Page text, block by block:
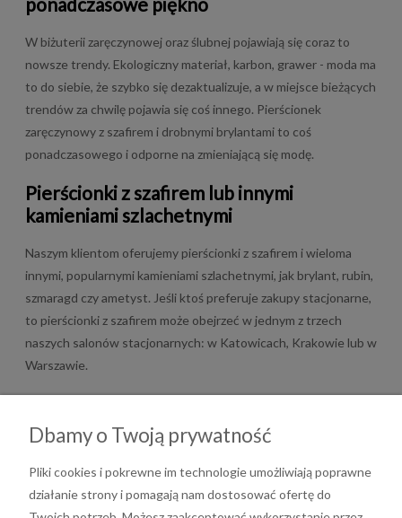
W biżuterii zaręczynowej oraz ślubnej pojawiają się coraz to
nowsze trendy. Ekologiczny materiał, karbon, grawer - moda ma
to do siebie, że szybko się dezaktualizuje, a w miejsce bieżących
trendów za chwilę pojawia się coś innego. Pierścionek
zaręczynowy z szafirem i drobnymi brylantami to coś
ponadczasowego i odporne na zmieniającą się modę.
Pierścionki z szafirem lub innymi
kamieniami szlachetnymi
Naszym klientom oferujemy pierścionki z szafirem i wieloma
innymi, popularnymi kamieniami szlachetnymi, jak brylant, rubin,
szmaragd czy ametyst. Jeśli ktoś preferuje zakupy stacjonarne,
to pierścionki z szafirem może obejrzeć w jednym z trzech
naszych salonów stacjonarnych: w Katowicach, Krakowie lub w
Warszawie.
Dbamy o Twoją prywatność
Pliki cookies i pokrewne im technologie umożliwiają poprawne
działanie strony i pomagają nam dostosować ofertę do